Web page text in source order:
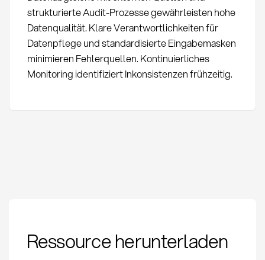
strukturierte Audit-Prozesse gewährleisten hohe
Datenqualität. Klare Verantwortlichkeiten für
Datenpflege und standardisierte Eingabemasken
minimieren Fehlerquellen. Kontinuierliches
Monitoring identifiziert Inkonsistenzen frühzeitig.
(AVL): Definition und
Anwendung im
Ressource herunterladen